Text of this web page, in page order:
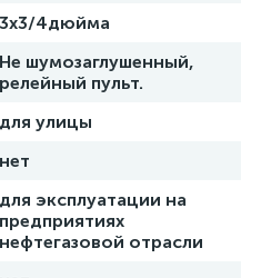
3х3/4дюйма
Не шумозаглушенный,
релейный пульт.
для улицы
нет
для эксплуатации на
предприятиях
нефтегазовой отрасли